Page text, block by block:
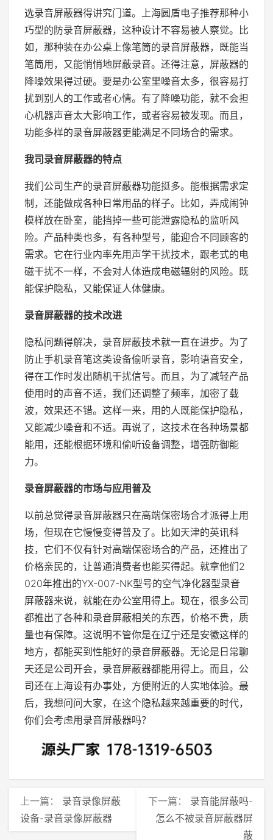
选录音屏蔽器得讲究门道。上海圆盾电子推荐那种小
巧型的防录音屏蔽器，这种设计不容易被人察觉。比
如，那种装在办公桌上像笔筒的录音屏蔽器，既能当
笔筒用，又能悄悄地屏蔽录音。还得注意，屏蔽器的
降噪效果得过硬。要是办公室里噪音太多，很容易打
扰到别人的工作或者心情。有了降噪功能，就不会担
心机器声音太大影响工作，或者容易被发现。而且，
功能多样的录音屏蔽器更能满足不同场合的需求。
我司录音屏蔽器的特点
我们公司生产的录音屏蔽器功能挺多。能根据需求定
制，还能做成各种日常用品的样子。比如，弄成闹钟
模样放在卧室，能挡掉一些可能泄露隐私的监听风
险。产品种类也多，有各种型号，能迎合不同顾客的
需求。它在行业内率先用声学干扰技术，跟老式的电
磁干扰不一样，不会对人体造成电磁辐射的风险。既
能保护隐私，又能保证人体健康。
录音屏蔽器的技术改进
隐私问题得解决，录音屏蔽技术就一直在进步。为了
防止手机录音笔这类设备偷听录音，影响语音安全，
得在工作时发出随机干扰信号。而且，为了减轻产品
使用时的声音不适，我们还调整了频率，加密了载
波，效果还不错。这样一来，用的人既能保护隐私，
又能减少噪音和不适。再说了，这技术在各种场景都
能用，还能根据环境和偷听设备调整，增强防御能
力。
录音屏蔽器的市场与应用普及
以前总觉得录音屏蔽器只在高端保密场合才派得上用
场，但现在它慢慢变得普及了。比如天津的英讯科
技，它们不仅有针对高端保密场合的产品，还推出了
价格亲民的，让普通消费者也能买得起。就拿他们2
020年推出的YX-007-NK型号的空气净化器型录音
屏蔽器来说，就能在办公室用得上。现在，很多公司
都推出了各种和录音屏蔽相关的东西，价格不贵，质
量也有保障。这说明不管你是在辽宁还是安徽这样的
地方，都能买到性能好的录音屏蔽器。无论是日常聊
天还是公司开会，录音屏蔽器都能用得上。而且，公
司还在上海设有办事处，方便附近的人实地体验。最
后，我想问问大家，在这个隐私越来越重要的时代，
你们会考虑用录音屏蔽器吗？
上一篇： 录音录像屏蔽
设备-录音录像屏蔽器
下一篇： 录音能屏蔽吗-
怎么不被录音屏蔽器屏
蔽